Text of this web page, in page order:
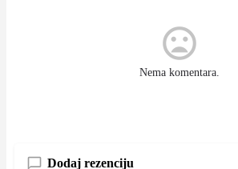
Nema komentara.
Dodaj rezenciju